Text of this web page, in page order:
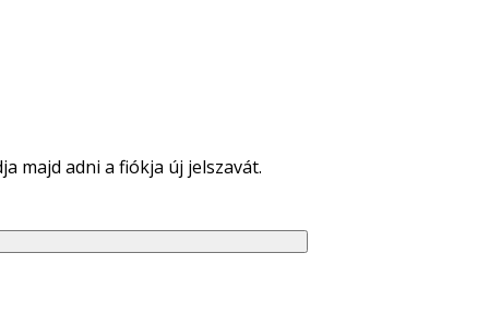
majd adni a fiókja új jelszavát.